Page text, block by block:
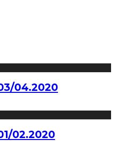
04.2020
02.2020